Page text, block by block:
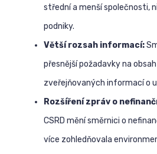
střední a menší společnosti,
podniky.
Větší rozsah informací:
přesnější požadavky na
zveřejňovaných informací o
Rozšíření zpráv o
CSRD mění směrnici o
více zohledňovala